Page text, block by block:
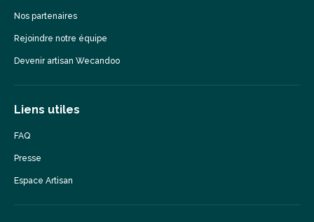
Nos partenaires
Rejoindre notre équipe
Devenir artisan Wecandoo
Liens utiles
FAQ
Presse
Espace Artisan